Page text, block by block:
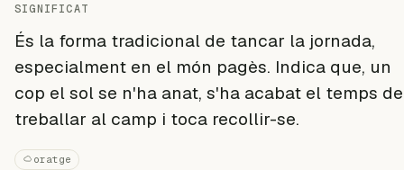
SIGNIFICAT
És la forma tradicional de tancar la jornada,
especialment en el món pagès. Indica que, un
cop el sol se n'ha anat, s'ha acabat el temps de
treballar al camp i toca recollir-se.
oratge